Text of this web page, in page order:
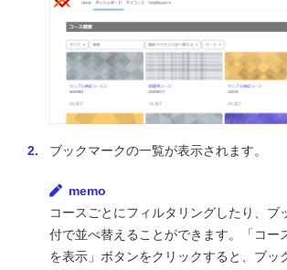
ブックマークの一覧が表示されます。
memo
コースごとにフィルタリングしたり、ブ
付で並べ替えることができます。「コー
を表示」ボタンをクリックすると、ブッ